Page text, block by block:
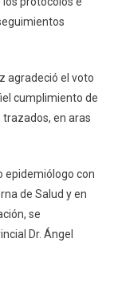
agradeció el voto
cumplimiento de
en aras
epidemiólogo con
de Salud y en
se
Dr. Ángel